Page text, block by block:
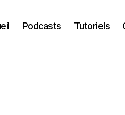
Podcasts Tutoriels